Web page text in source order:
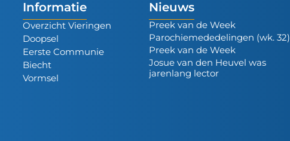
Informatie
Overzicht Vieringen
Doopsel
Eerste Communie
Biecht
Vormsel
Nieuws
Preek van de Week
Parochiemededelingen (wk. 32)
Preek van de Week
Josue van den Heuvel was
jarenlang lector